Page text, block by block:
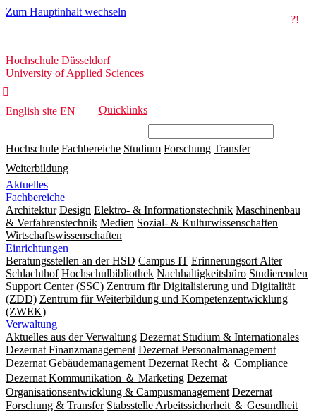
Zum Hauptinhalt wechseln
?!
Hochschule
Düsseldorf
Hochschule Düsseldorf
University of Applied Sciences

English site EN Quicklinks
Hochschule Fachbereiche Studium Forschung Transfer
Weiterbildung
Aktuelles
Fachbereiche
Architektur Design Elektro- & Informationstechnik Maschinenbau
& Verfahrenstechnik Medien Sozial- & Kulturwissenschaften
Wirtschaftswissenschaften
Einrichtungen
Beratungsstellen an der HSD Campus IT Erinnerungsort Alter
Schlachthof Hochschulbibliothek Nachhaltigkeitsbüro Studierenden
Support Center (SSC) Zentrum für Digitalisierung und Digitalität
(ZDD) Zentrum für Weiterbildung und Kompetenzentwicklung
(ZWEK)
Verwaltung
Aktuelles aus der Verwaltung Dezernat Studium & Internationales
Dezernat Finanzmanagement Dezernat Personalmanagement
Dezernat Gebäudemanagement Dezernat Recht ＆ Compliance
Dezernat Kommunikation ＆ Marketing Dezernat
Organisationsentwicklung & Campusmanagement Dezernat
Forschung & Transfer Stabsstelle Arbeitssicherheit ＆ Gesundheit